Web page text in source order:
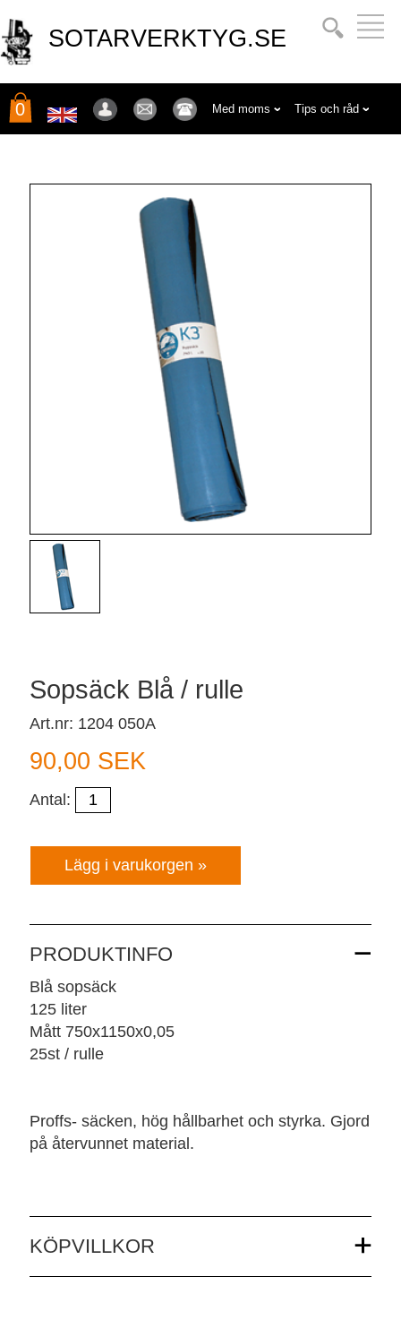
SOTARVERKTYG.SE
0 Med moms Tips och råd
Sopsäck Blå / rulle
Art.nr: 1204 050A
90,00 SEK
Antal:
PRODUKTINFO
Blå sopsäck
125 liter
Mått 750x1150x0,05
25st / rulle
Proffs- säcken, hög hållbarhet och styrka. Gjord
på återvunnet material.
KÖPVILLKOR